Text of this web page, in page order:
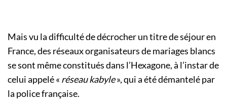
Mais vu la difficulté de décrocher un titre de séjour en
France, des réseaux organisateurs de mariages blancs
se sont même constitués dans l’Hexagone, à l’instar de
celui appelé « réseau kabyle», qui a été démantelé par
la police française.